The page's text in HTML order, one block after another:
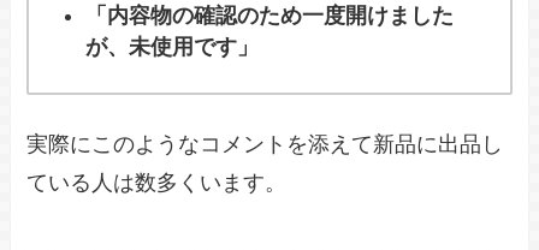
「内容物の確認のため一度開けました
が、未使用です」
実際にこのようなコメントを添えて新品に出品し
ている人は数多くいます。